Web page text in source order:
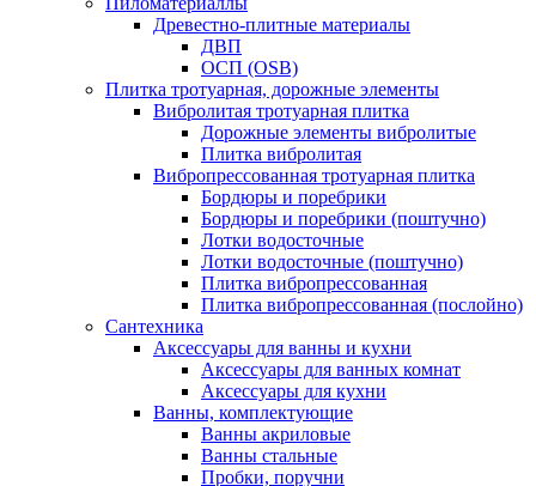
Древестно-плитные материалы
ДВП
ОСП (OSB)
Плитка тротуарная, дорожные элементы
Вибролитая тротуарная плитка
Дорожные элементы вибролитые
Плитка вибролитая
Вибропрессованная тротуарная плитка
Бордюры и поребрики
Бордюры и поребрики (поштучно)
Лотки водосточные
Лотки водосточные (поштучно)
Плитка вибропрессованная
Плитка вибропрессованная (послойно)
Сантехника
Аксессуары для ванны и кухни
Аксессуары для ванных комнат
Аксессуары для кухни
Ванны, комплектующие
Ванны акриловые
Ванны стальные
Пробки, поручни